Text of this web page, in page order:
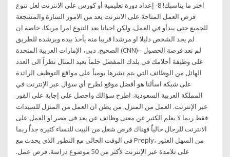
اختر ما يناسبك! 8- إعداد دورة تعليمية أو كورس على الانترنت لعل تنوع
فرص العمل المتاحة على الانترنت يعد من الامور السارة والمشجعة
للجميع حتى يبدأو في العمل، ولكن احيانا يعد التنوع امرا مربكا، خاصة ان
لم يجد الشخص دليلا او مرشدا قريبا منه يأخذ بيده ويرشده للطريق
الصحيح. دبي، الإمارات العربية المتحدة (CNN)-- لم تعد فرصة الحصول
على وظيفة أحلامك في بلدك المفضل حلماً بعيد المنال نظراً الى العدد
الهائل من الوظائف التي يتم نشرها يومياً على مواقع التوظيف الرائدة
على شبكة اسألنا هو أفضل موقع لطرح أي سؤال عبر الإنترنت في
المملكة العربية السعودية. اطرح سؤالك واحصل على إجابة على الفور
عبر الإنترنت. العمل من المنزل. من يظن ان العمل من المنزل للسيدات
فقط ربما لا يعلم الكثير عن معنى وظائف عن بعد فى مصر او العمل على
الانترنت للرجال حالياً فهناك فرص شغل من البيت للنساء كثيرة جداً ربما
فى الوقت الحالي مع التطور الذي يحدث مع Preply، من السهل العثور
على تلامذة عبر الإنترنت لأكثر من 50 موضوع دراسة. فرص عمل.